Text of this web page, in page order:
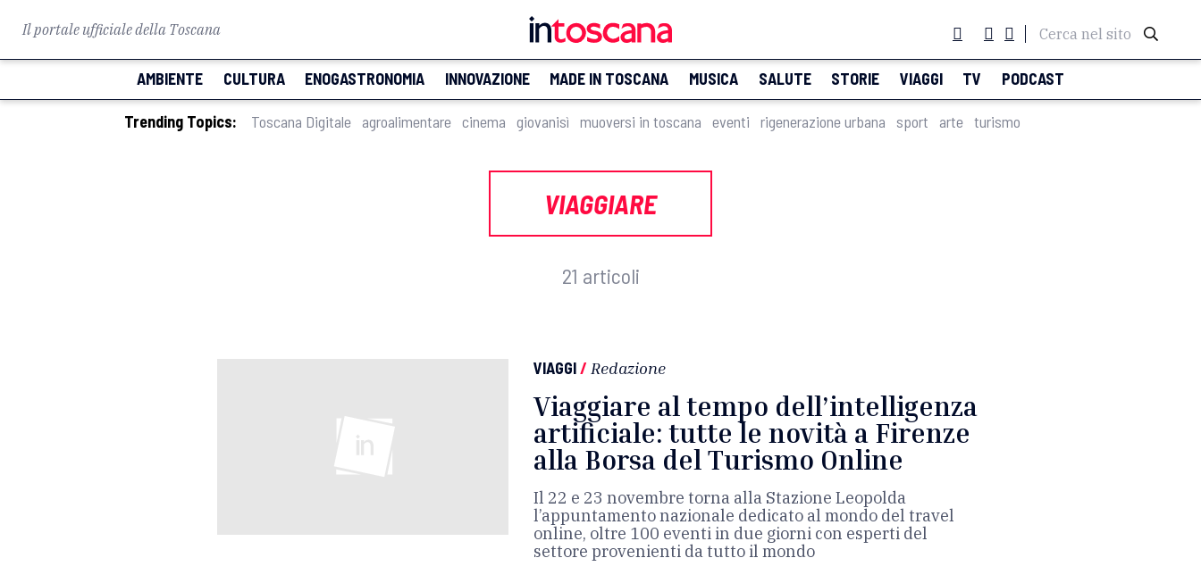
Il portale ufficiale della Toscana Cerca nel sito
AMBIENTE CULTURA ENOGASTRONOMIA INNOVAZIONE MADE IN TOSCANA MUSICA SALUTE STORIE VIAGGI TV PODCAST
Trending Topics: Toscana Digitale agroalimentare cinema giovanisì muoversi in toscana eventi rigenerazione urbana sport arte turismo
VIAGGIARE
21 articoli
VIAGGI/ Redazione
Viaggiare al tempo dell’intelligenza
artificiale: tutte le novità a Firenze
alla Borsa del Turismo Online
Il 22 e 23 novembre torna alla Stazione Leopolda
l’appuntamento nazionale dedicato al mondo del travel
online, oltre 100 eventi in due giorni con esperti del
settore provenienti da tutto il mondo